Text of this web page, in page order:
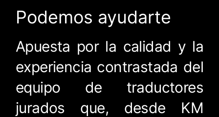
Podemos ayudarte
Apuesta por la calidad y la
experiencia contrastada del
equipo de traductores
jurados que, desde KM